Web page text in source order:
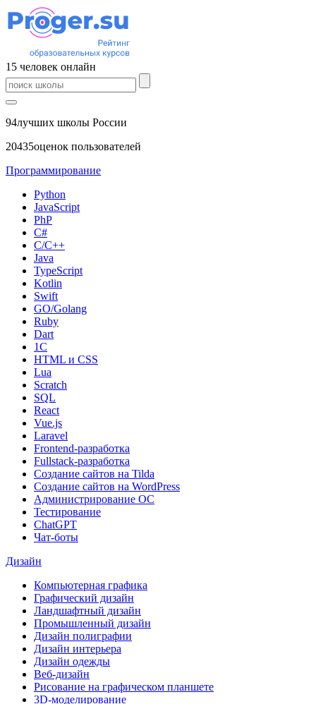
15 человек онлайн
94лучших школы России
20435оценок пользователей
Программирование
Python
JavaScript
PhP
C#
С/C++
Java
TypeScript
Kotlin
Swift
GO/Golang
Ruby
Dart
1С
HTML и CSS
Lua
Scratch
SQL
React
Vue.js
Laravel
Frontend-разработка
Fullstack-разработка
Создание сайтов на Tilda
Создание сайтов на WordPress
Администрирование ОС
Тестирование
ChatGPT
Чат-боты
Дизайн
Компьютерная графика
Графический дизайн
Ландшафтный дизайн
Промышленный дизайн
Дизайн полиграфии
Дизайн интерьера
Дизайн одежды
Веб-дизайн
Рисование на графическом планшете
3D-моделирование